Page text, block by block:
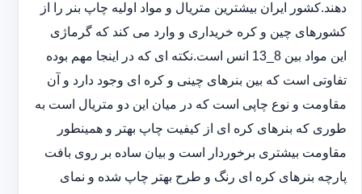
دهند.کشور ایران بیشترین متریال و مواد اولیه چاپ بنر را از
کشورهای چین و کره خریداری و وارد می کند که گرماژی
این مواد بین 8_13 انس است.نکته ای که در اینجا مهم بوده
تفاوتی است که بین بنرهای چینی و کره ای وجود دارد و آن
مقاومت و نوع چاپی است که در میان این دو متریال است به
طوری که بنرهای کره ای از کیفیت چاپ بهتر و همینطور
مقاومت بیشتری برخوردار است و بیان ساده بر روی بافت
پارچه بنرهای کره ای رنگ و طرح بهتر چاپ شده و نمای